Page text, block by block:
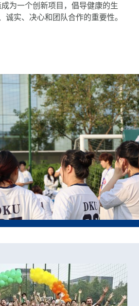
为一个创新项目，倡导健康的生
诚实、决心和团队合作的重要性。